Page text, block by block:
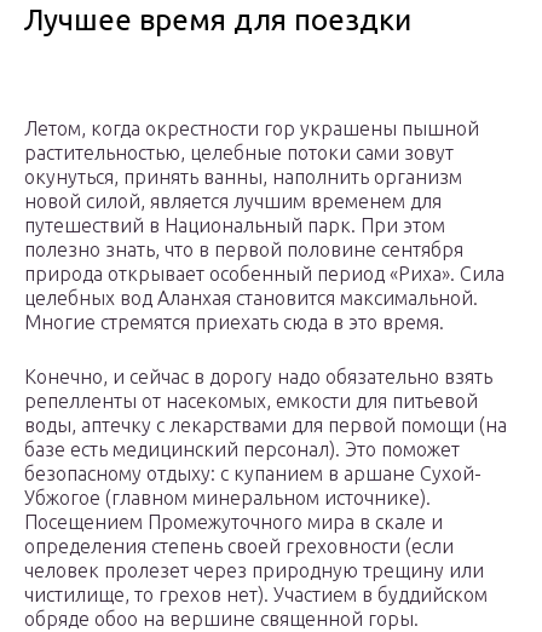
Лучшее время для поездки
Летом, когда окрестности гор украшены пышной
растительностью, целебные потоки сами зовут
окунуться, принять ванны, наполнить организм
новой силой, является лучшим временем для
путешествий в Национальный парк. При этом
полезно знать, что в первой половине сентября
природа открывает особенный период «Риха». Сила
целебных вод Аланхая становится максимальной.
Многие стремятся приехать сюда в это время.
Конечно, и сейчас в дорогу надо обязательно взять
репелленты от насекомых, емкости для питьевой
воды, аптечку с лекарствами для первой помощи (на
базе есть медицинский персонал). Это поможет
безопасному отдыху: с купанием в аршане Сухой-
Убжогое (главном минеральном источнике).
Посещением Промежуточного мира в скале и
определения степень своей греховности (если
человек пролезет через природную трещину или
чистилище, то грехов нет). Участием в буддийском
обряде обоо на вершине священной горы.